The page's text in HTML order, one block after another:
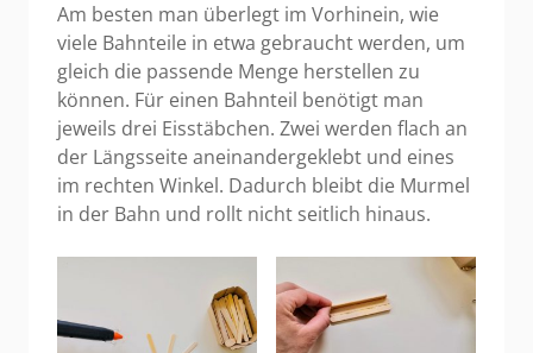
Am besten man überlegt im Vorhinein, wie
viele Bahnteile in etwa gebraucht werden, um
gleich die passende Menge herstellen zu
können. Für einen Bahnteil benötigt man
jeweils drei Eisstäbchen. Zwei werden flach an
der Längsseite aneinandergeklebt und eines
im rechten Winkel. Dadurch bleibt die Murmel
in der Bahn und rollt nicht seitlich hinaus.